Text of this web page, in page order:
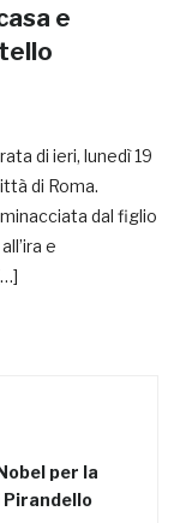
e
di ieri, lunedì 19
di Roma.
dal figlio
e
per la